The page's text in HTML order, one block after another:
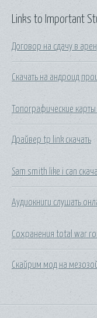
Links to Important
Договор на сдачу в
Скачать на андроид
Топографические
Драйвер tp link скачать
Sam smith like i can
Аудиокниги слушать
Сохранения total war
Скайрим мод на